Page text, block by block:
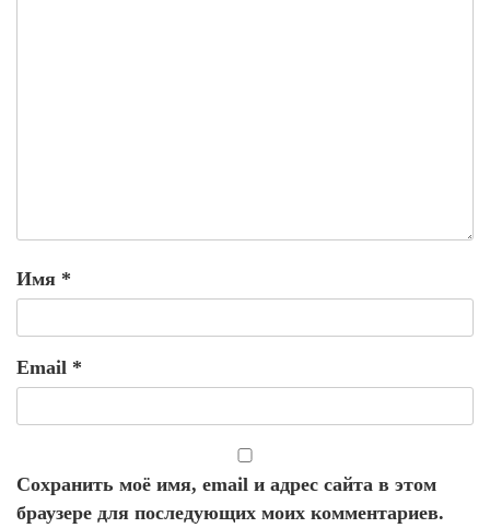
Имя *
Email *
Сохранить моё имя, email и адрес сайта в этом
браузере для последующих моих комментариев.